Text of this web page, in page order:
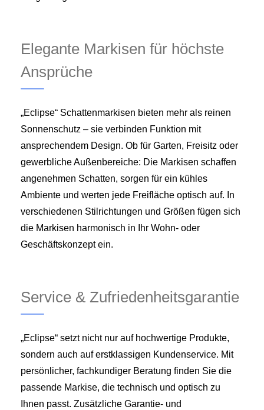
Elegante Markisen für höchste
Ansprüche
„Eclipse“ Schattenmarkisen bieten mehr als reinen
Sonnenschutz – sie verbinden Funktion mit
ansprechendem Design. Ob für Garten, Freisitz oder
gewerbliche Außenbereiche: Die Markisen schaffen
angenehmen Schatten, sorgen für ein kühles
Ambiente und werten jede Freifläche optisch auf. In
verschiedenen Stilrichtungen und Größen fügen sich
die Markisen harmonisch in Ihr Wohn- oder
Geschäftskonzept ein.
Service & Zufriedenheitsgarantie
„Eclipse“ setzt nicht nur auf hochwertige Produkte,
sondern auch auf erstklassigen Kundenservice. Mit
persönlicher, fachkundiger Beratung finden Sie die
passende Markise, die technisch und optisch zu
Ihnen passt. Zusätzliche Garantie- und